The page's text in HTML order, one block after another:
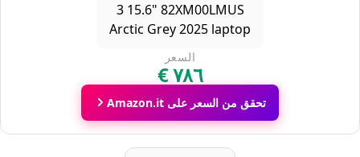
السعر
تحقق من السعر على Amazon.it